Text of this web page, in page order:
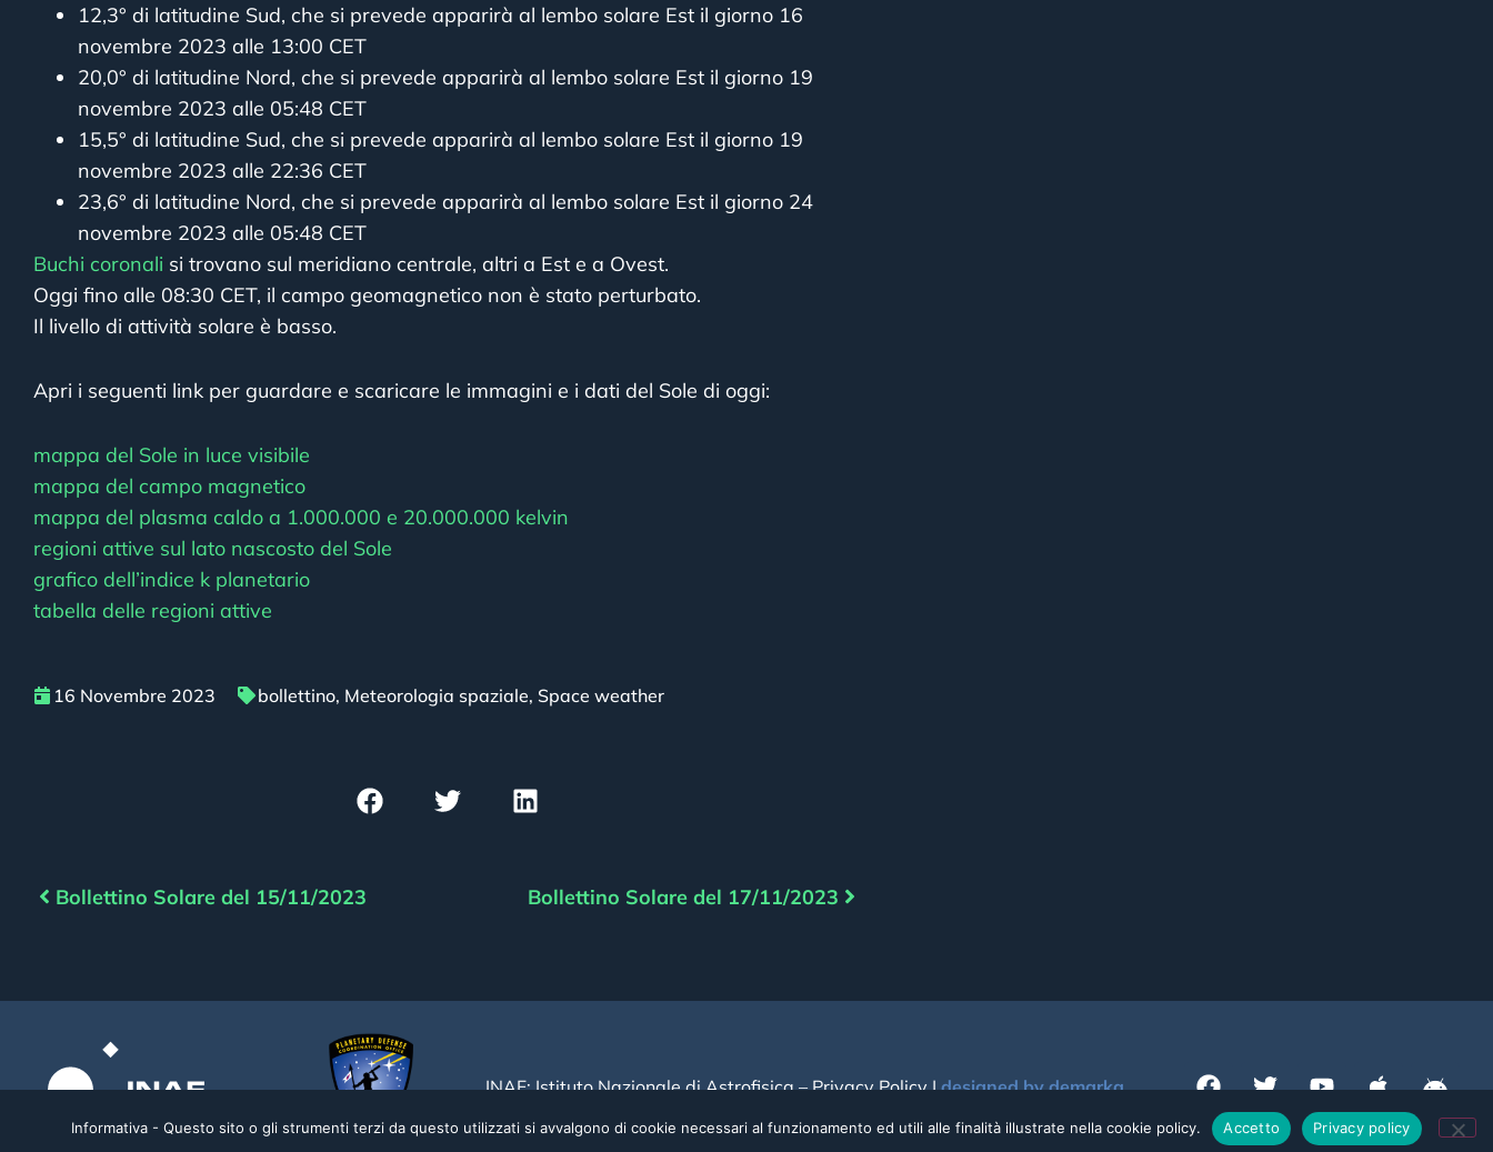
12,3° di latitudine Sud, che si prevede apparirà al lembo solare Est il giorno 16
novembre 2023 alle 13:00 CET
20,0° di latitudine Nord, che si prevede apparirà al lembo solare Est il giorno 19
novembre 2023 alle 05:48 CET
15,5° di latitudine Sud, che si prevede apparirà al lembo solare Est il giorno 19
novembre 2023 alle 22:36 CET
23,6° di latitudine Nord, che si prevede apparirà al lembo solare Est il giorno 24
novembre 2023 alle 05:48 CET
Buchi coronali si trovano sul meridiano centrale, altri a Est e a Ovest.
Oggi fino alle 08:30 CET, il campo geomagnetico non è stato perturbato.
Il livello di attività solare è basso.
Apri i seguenti link per guardare e scaricare le immagini e i dati del Sole di oggi:
mappa del Sole in luce visibile
mappa del campo magnetico
mappa del plasma caldo a 1.000.000 e 20.000.000 kelvin
regioni attive sul lato nascosto del Sole
grafico dell’indice k planetario
tabella delle regioni attive
16 Novembre 2023 bollettino, Meteorologia spaziale, Space weather
Bollettino Solare del 15/11/2023 Bollettino Solare del 17/11/2023
INAF: Istituto Nazionale di Astrofisica –Privacy Policy|designed by demarka
Informativa - Questo sito o gli strumenti terzi da questo utilizzati si avvalgono di cookie necessari al funzionamento ed utili alle finalità illustrate nella cookie policy. Accetto Privacy policy